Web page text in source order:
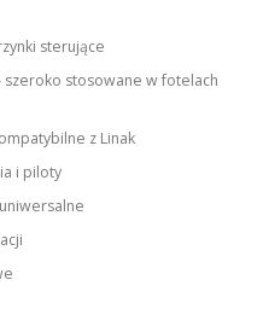
sterujące
szeroko stosowane w fotelach
z Linak
i piloty